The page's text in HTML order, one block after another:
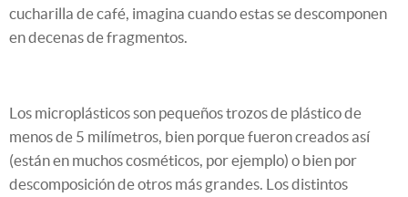
cucharilla de café, imagina cuando estas se descomponen
en decenas de fragmentos.
Los microplásticos son pequeños trozos de plástico de
menos de 5 milímetros, bien porque fueron creados así
(están en muchos cosméticos, por ejemplo) o bien por
descomposición de otros más grandes. Los distintos